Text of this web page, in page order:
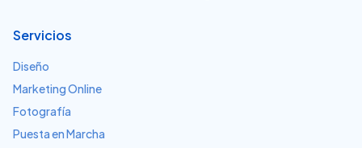
Servicios
Diseño
Marketing Online
Fotografía
Puesta en Marcha